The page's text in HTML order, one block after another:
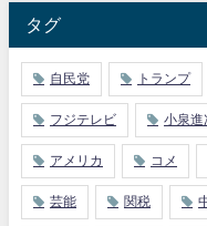
タグ
自民党 トランプ
フジテレビ 小泉進
アメリカ コメ
芸能 関税